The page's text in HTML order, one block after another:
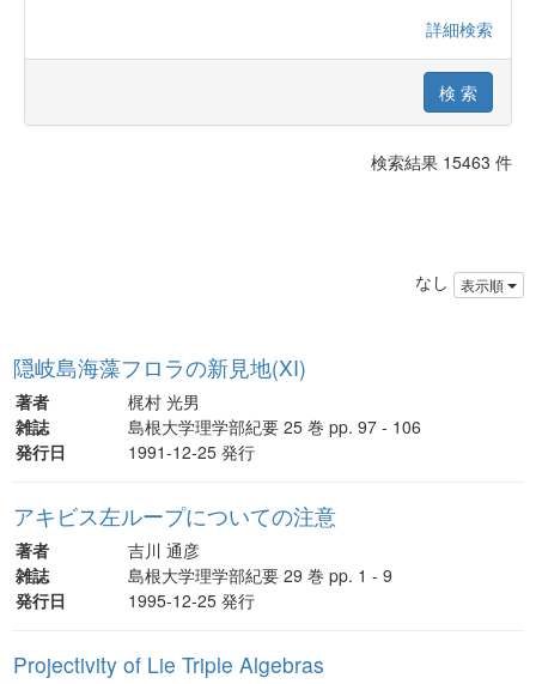
詳細検索
検索結果 15463 件
なし 表示順
隠岐島海藻フロラの新見地(XI)
著者
梶村 光男
雑誌
島根大学理学部紀要 25 巻 pp. 97 - 106
発行日
1991-12-25 発行
アキビス左ループについての注意
著者
吉川 通彦
雑誌
島根大学理学部紀要 29 巻 pp. 1 - 9
発行日
1995-12-25 発行
Projectivity of Lie Triple Algebras